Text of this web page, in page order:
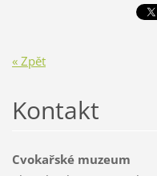
« Zpět
Kontakt
Cvokařské muzeum